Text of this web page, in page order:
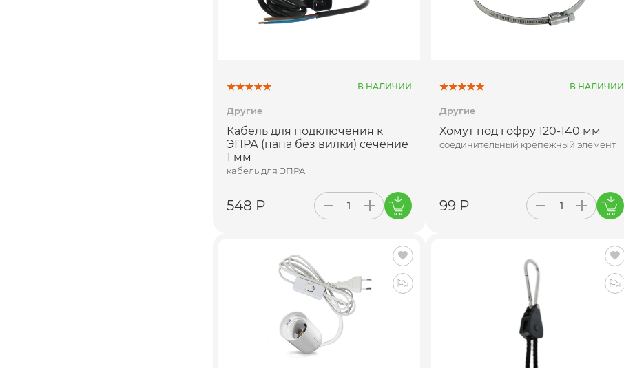
В НАЛИЧИИ
Другие
Кабель для подключения к
ЭПРА (папа без вилки) сечение
1 мм
кабель для ЭПРА
548 Р
В НАЛИЧИИ
Другие
Хомут под гофру 120-140 мм
соединительный крепежный элемент
99 Р